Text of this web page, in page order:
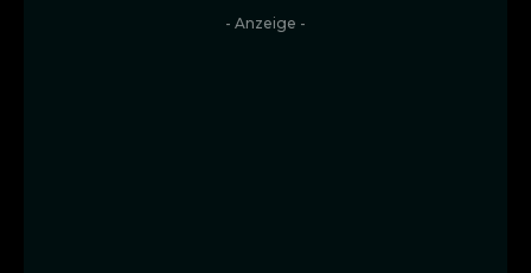
- Anzeige -